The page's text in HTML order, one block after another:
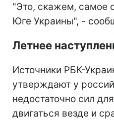
"Это, скажем, самое
Юге Украины", -
Летнее
Источники РБК-
утверждают у
недостаточно сил
двигаться везде и